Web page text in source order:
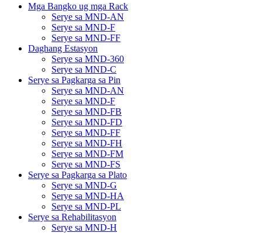
Mga Bangko ug mga Rack
Serye sa MND-AN
Serye sa MND-F
Serye sa MND-FF
Daghang Estasyon
Serye sa MND-360
Serye sa MND-C
Serye sa Pagkarga sa Pin
Serye sa MND-AN
Serye sa MND-F
Serye sa MND-FB
Serye sa MND-FD
Serye sa MND-FF
Serye sa MND-FH
Serye sa MND-FM
Serye sa MND-FS
Serye sa Pagkarga sa Plato
Serye sa MND-G
Serye sa MND-HA
Serye sa MND-PL
Serye sa Rehabilitasyon
Serye sa MND-H